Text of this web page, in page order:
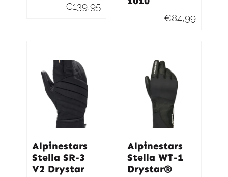
€139,95
€84,99
Alpinestars
Stella SR-3
V2 Drystar
Alpinestars
Stella WT-1
Drystar®